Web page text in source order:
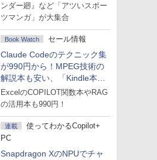
ンダー廻』など「アツいスポー
ツマンガ」が大集合
Book Watch セール情報
Claude Codeのテクニック集
が990円から！MPEG技術の
解説本も安い、「Kindle本サ
マーセール」第2弾開始！
ExcelのCOPILOT関数本やRAG
の活用本も990円！
連載
使ってわかるCopilot+
PC
Snapdragon XのNPUでチャ